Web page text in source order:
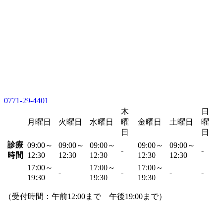
0771-29-4401
月曜日 火曜日 水曜日
木
曜
日
金曜日 土曜日
日
曜
日
診療
時間
09:00～
12:30
09:00～
12:30
09:00～
12:30
-
09:00～
12:30
09:00～
12:30
-
17:00～
19:30
-
17:00～
19:30
-
17:00～
19:30
- -
（受付時間：午前12:00まで 午後19:00まで）